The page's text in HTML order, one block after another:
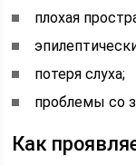
плохая
потеря слуха;
проблемы со
Как